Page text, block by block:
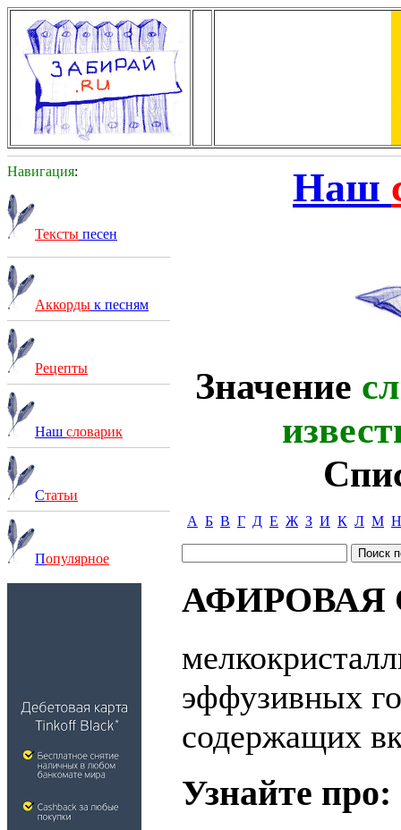
Навигация:
Тексты песен
Аккорды к песням
Рецепты
Наш словарик
Статьи
Популярное
Наш
Значение
А Б В Г Д Е Ж З И К Л М Н
АФИРОВАЯ
эффузивных
содержащих
Узнайте про: